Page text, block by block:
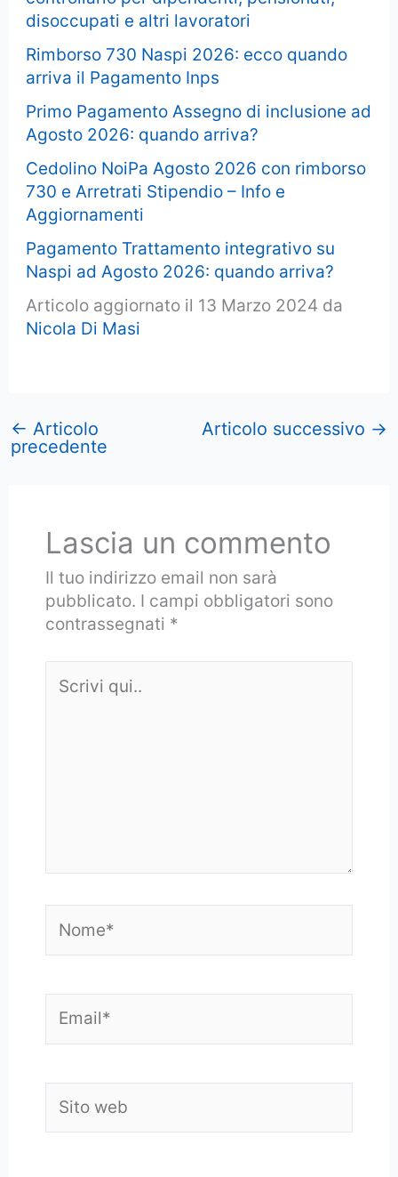
disoccupati e altri lavoratori
Rimborso 730 Naspi 2026: ecco quando
arriva il Pagamento Inps
Primo Pagamento Assegno di inclusione ad
Agosto 2026: quando arriva?
Cedolino NoiPa Agosto 2026 con rimborso
730 e Arretrati Stipendio – Info e
Aggiornamenti
Pagamento Trattamento integrativo su
Naspi ad Agosto 2026: quando arriva?
Articolo aggiornato il 13 Marzo 2024 da
Nicola Di Masi
← Articolo
precedente
Articolo successivo →
Lascia un commento
Il tuo indirizzo email non sarà
pubblicato. I campi obbligatori sono
contrassegnati *
qui..
web